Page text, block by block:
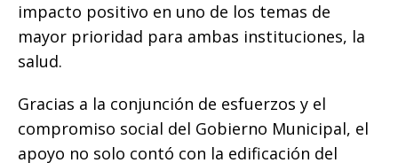
impacto positivo en uno de los temas de
mayor prioridad para ambas instituciones, la
salud.
Gracias a la conjunción de esfuerzos y el
compromiso social del Gobierno Municipal, el
apoyo no solo contó con la edificación del